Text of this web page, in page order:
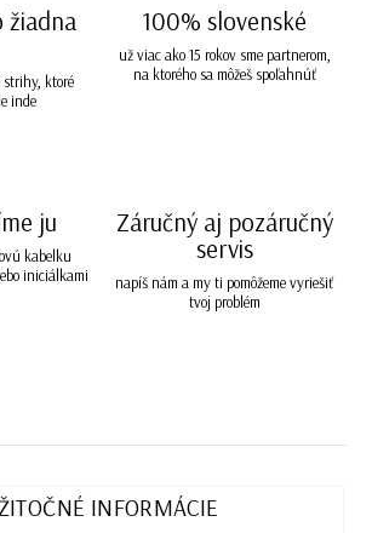
žiadna
ktoré
inde
100% slovenské
už viac ako 15 rokov sme partnerom,
na ktorého sa môžeš spoľahnúť
ju
kabelku
iniciálkami
Záručný aj pozáručný
servis
napíš nám a my ti pomôžeme vyriešiť
tvoj problém
INFORMÁCIE